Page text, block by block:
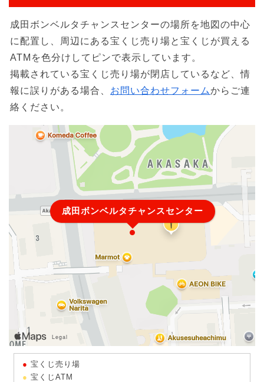
成田ボンベルタチャンスセンターの場所を地図の中心
に配置し、周辺にある宝くじ売り場と宝くじが買える
ATMを色分けしてピンで表示しています。
掲載されている宝くじ売り場が閉店しているなど、情
報に誤りがある場合、 お問い合わせフォームからご連
絡ください。
成田ボンベルタチャンスセンター
宝くじ売り場
宝くじATM